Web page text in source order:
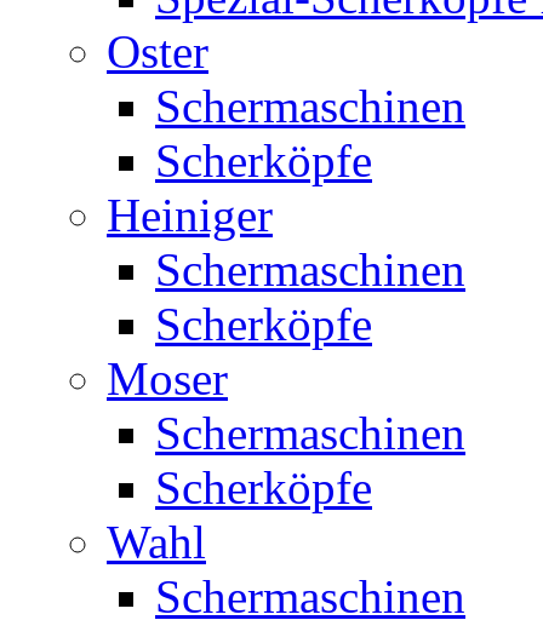
Oster
Schermaschinen
Scherköpfe
Heiniger
Schermaschinen
Scherköpfe
Moser
Schermaschinen
Scherköpfe
Wahl
Schermaschinen